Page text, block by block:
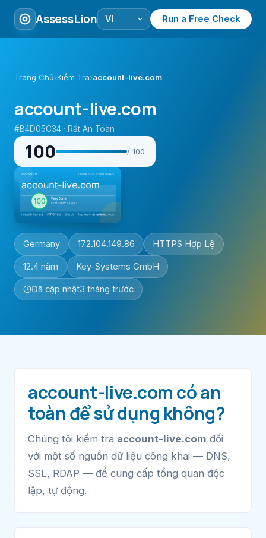
AssessLion Run a Free Check
Trang Chủ›Kiểm Tra›account-live.com
account-live.com
#B4D05C34 · Rất An Toàn
100 / 100
Germany 172.104.149.86 HTTPS Hợp Lệ
12.4 năm Key-Systems GmbH
Đã cập nhật3 tháng trước
account-live.com có an
toàn để sử dụng không?
Chúng tôi kiểm tra account-live.com đối
với một số nguồn dữ liệu công khai — DNS,
SSL, RDAP — để cung cấp tổng quan độc
lập, tự động.